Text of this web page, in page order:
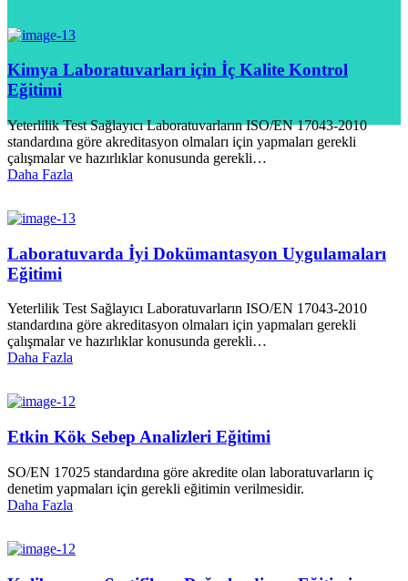
Kimya Laboratuvarları için İç Kalite Kontrol
Eğitimi
Yeterlilik Test Sağlayıcı Laboratuvarların ISO/EN 17043-2010
standardına göre akreditasyon olmaları için yapmaları gerekli
çalışmalar ve hazırlıklar konusunda gerekli…
Daha Fazla
Laboratuvarda İyi Dokümantasyon Uygulamaları
Eğitimi
Yeterlilik Test Sağlayıcı Laboratuvarların ISO/EN 17043-2010
standardına göre akreditasyon olmaları için yapmaları gerekli
çalışmalar ve hazırlıklar konusunda gerekli…
Daha Fazla
Etkin Kök Sebep Analizleri Eğitimi
SO/EN 17025 standardına göre akredite olan laboratuvarların iç
denetim yapmaları için gerekli eğitimin verilmesidir.
Daha Fazla